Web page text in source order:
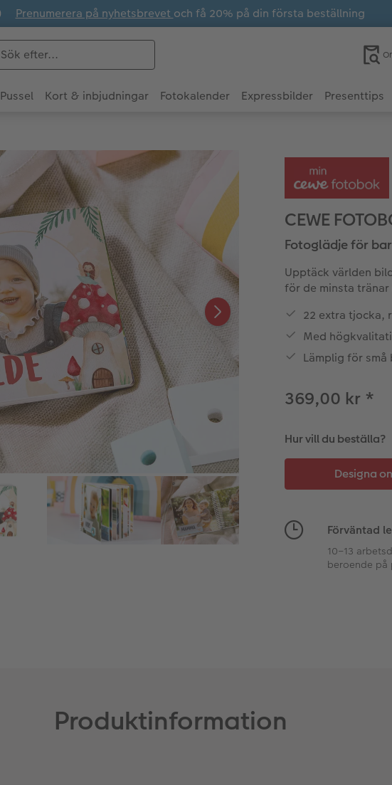
Prenumerera på nyhetsbrevet och få 20% på din första beställning
Pussel Kort & inbjudningar Fotokalender Expressbilder Presenttips
CEWE
Fotoglädje för
Upptäck världen
för de minsta
22 extra tjocka,
Med
Lämplig för små
369,00 kr *
Hur vill du beställa?
Förväntad
10–13
beroende på
Produktinformation